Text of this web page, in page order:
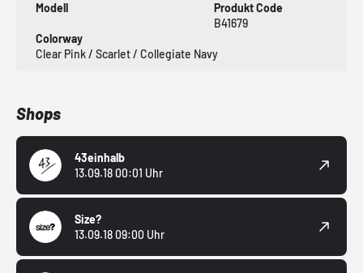
Modell
Produkt Code
B41679
Colorway
Clear Pink / Scarlet / Collegiate Navy
Shops
43einhalb
13.09.18 00:01 Uhr
Size?
13.09.18 09:00 Uhr